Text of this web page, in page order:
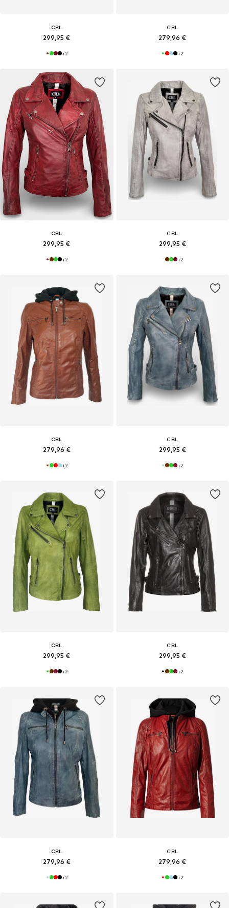
CBL
299,95 €
+2
CBL
279,96 €
+2
CBL
299,95 €
+2
CBL
299,95 €
+2
CBL
279,96 €
+2
CBL
299,95 €
+2
CBL
299,95 €
+2
CBL
299,95 €
+2
CBL
279,96 €
+2
CBL
279,96 €
+2